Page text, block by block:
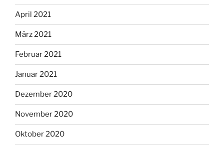
April 2021
März 2021
Februar 2021
Januar 2021
Dezember 2020
November 2020
Oktober 2020